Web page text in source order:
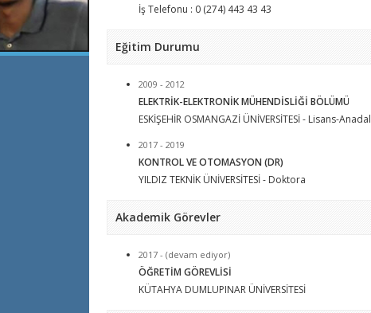
İş Telefonu : 0 (274) 443 43 43
Eğitim Durumu
2009 - 2012
ELEKTRİK-ELEKTRONİK MÜHENDİSLİĞİ BÖLÜMÜ
ESKİŞEHİR OSMANGAZİ ÜNİVERSİTESİ - Lisans-Anadal
2017 - 2019
KONTROL VE OTOMASYON (DR)
YILDIZ TEKNİK ÜNİVERSİTESİ - Doktora
Akademik Görevler
2017 - (devam ediyor)
ÖĞRETİM GÖREVLİSİ
KÜTAHYA DUMLUPINAR ÜNİVERSİTESİ